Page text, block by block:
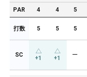
PAR 4 4 5
打数 5 5 5
SC +1 +1 ー